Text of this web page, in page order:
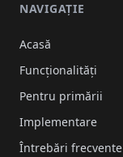
NAVIGAȚIE
Acasă
Funcționalități
Pentru primării
Implementare
Întrebări frecvente